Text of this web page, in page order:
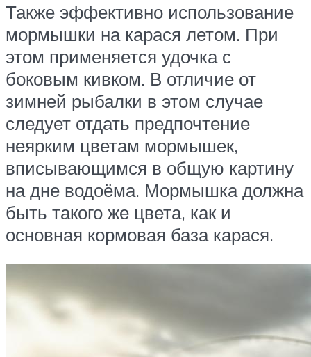
Также эффективно использование
мормышки на карася летом. При
этом применяется удочка с
боковым кивком. В отличие от
зимней рыбалки в этом случае
следует отдать предпочтение
неярким цветам мормышек,
вписывающимся в общую картину
на дне водоёма. Мормышка должна
быть такого же цвета, как и
основная кормовая база карася.